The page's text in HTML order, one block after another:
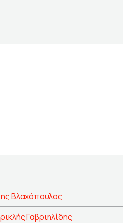
Βλαχόπουλος
Γαβριηλίδης